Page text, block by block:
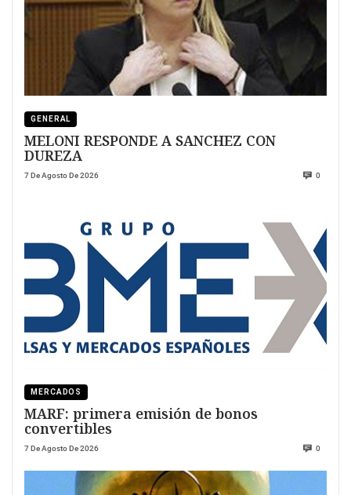
GENERAL
MELONI RESPONDE A SANCHEZ CON
DUREZA
7 De Agosto De 2026 0
MERCADOS
MARF: primera emisión de bonos
convertibles
7 De Agosto De 2026 0